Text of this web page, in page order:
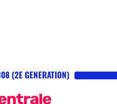
(2E GENERATION)